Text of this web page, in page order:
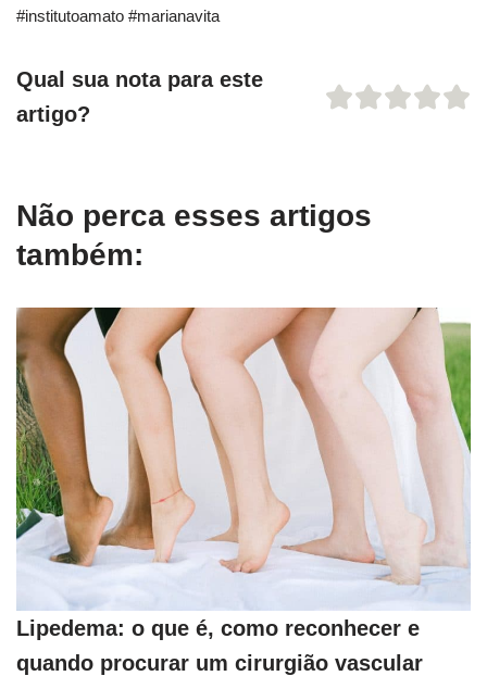
#institutoamato #marianavita
Qual sua nota para este
artigo?
Não perca esses artigos
também:
Lipedema: o que é, como reconhecer e
quando procurar um cirurgião vascular